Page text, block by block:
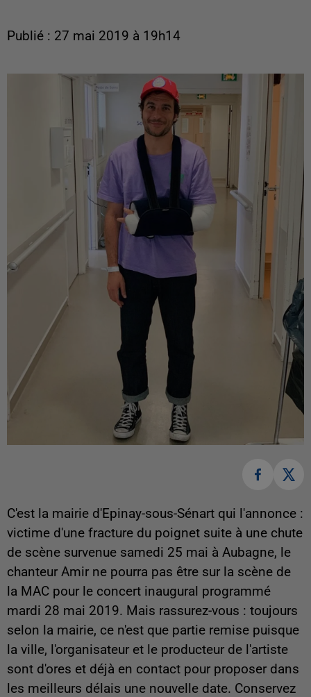
Publié : 27 mai 2019 à 19h14
C'est la mairie d'Epinay-sous-Sénart qui l'annonce :
victime d'une fracture du poignet suite à une chute
de scène survenue samedi 25 mai à Aubagne, le
chanteur Amir ne pourra pas être sur la scène de
la MAC pour le concert inaugural programmé
mardi 28 mai 2019. Mais rassurez-vous : toujours
selon la mairie, ce n'est que partie remise puisque
la ville, l'organisateur et le producteur de l'artiste
sont d'ores et déjà en contact pour proposer dans
les meilleurs délais une nouvelle date. Conservez